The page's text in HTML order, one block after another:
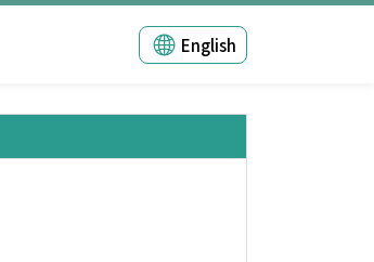
English